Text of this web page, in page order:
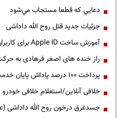
دعايي كه قطعا مستجاب مي‌شود
جزئیات جدید قتل روح الله داداشی
آموزش ساخت Apple ID برای کاربران ایرانی
راز خنده های اصغر فرهادی به
پرداخت ۱۰۰ درصد پاداش پایان خدمت فرهنگیان
خلافی آنلاین/استعلام خلافی خودرو
جسدغرق درخون روح الله داداشی